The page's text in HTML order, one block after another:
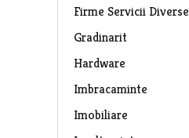
Firme Servicii Diverse
Gradinarit
Hardware
Imbracaminte
Imobiliare